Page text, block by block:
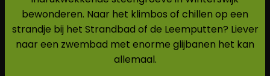
bewonderen. Naar het klimbos of chillen op een
strandje bij het Strandbad of de Leemputten? Liever
naar een zwembad met enorme glijbanen het kan
allemaal.